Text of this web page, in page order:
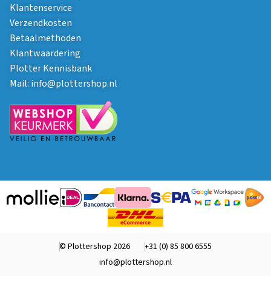
Klantenservice
Verzendkosten
Betaalmethoden
Klantwaardering
Plotter Kennisbank
Mail: info@plottershop.nl
© Plottershop 2026
+31 (0) 85 800 6555
info@plottershop.nl